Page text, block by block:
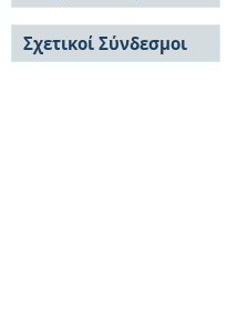
Συγγραφείς
Τίτλοι
Θέματα
Οδηγίες Υποβολής
Οδηγίες Χρήσης ΙΑ
Συχνές Ερωτήσεις
Σχετικοί Σύνδεσμοι